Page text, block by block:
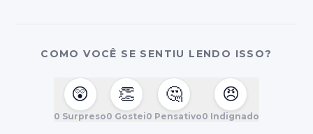
COMO VOCÊ SE SENTIU LENDO ISSO?
😲
0 Surpreso
👏
0 Gostei
🤔
0 Pensativo
😠
0 Indignado